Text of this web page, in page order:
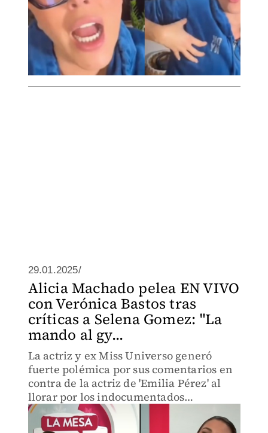
29.01.2025/
Alicia Machado pelea EN VIVO
con Verónica Bastos tras
críticas a Selena Gomez: "La
mando al gy...
La actriz y ex Miss Universo generó
fuerte polémica por sus comentarios en
contra de la actriz de 'Emilia Pérez' al
llorar por los indocumentados
mexicanos deportados en la
administración de Donald Trump.